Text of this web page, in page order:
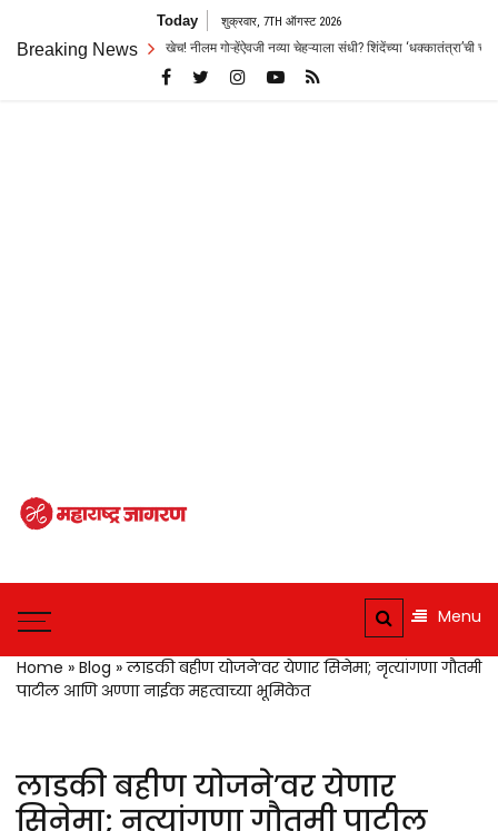
content
Today शुक्रवार, 7TH ऑगस्ट 2026
Breaking News
जोरदार रस्सीखेच! नीलम गोऱ्हेंऐवजी नव्या चेहऱ्याला संधी? शिंदेंच्या ‘धक्कातंत्रा’ची चर्चा
Trusted
Marathi
Updates
Trusted
Companion for the
Latest News
Menu
Home » Blog »लाडकी बहीण योजने’वर येणार सिनेमा; नृत्यांगणा गौतमी
पाटील आणि अण्णा नाईक महत्वाच्या भूमिकेत
लाडकी बहीण योजने’वर येणार
सिनेमा; नृत्यांगणा गौतमी पाटील